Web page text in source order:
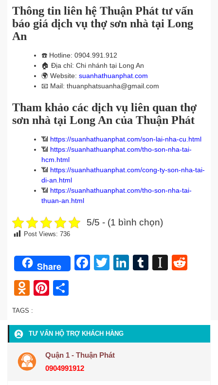
Thông tin liên hệ Thuận Phát tư vấn
báo giá dịch vụ thợ sơn nhà tại Long
An
☎️ Hotline: 0904.991.912
🏠 Địa chỉ: Chi nhánh tại Long An
🌍 Website: suanhathuanphat.com
📧 Mail: thuanphatsuanha@gmail.com
Tham khảo các dịch vụ liên quan thợ
sơn nhà tại Long An của Thuận Phát
📶 https://suanhathuanphat.com/son-lai-nha-cu.html
📶 https://suanhathuanphat.com/tho-son-nha-tai-
hcm.html
📶 https://suanhathuanphat.com/cong-ty-son-nha-tai-
di-an.html
📶 https://suanhathuanphat.com/tho-son-nha-tai-
thuan-an.html
5/5 - (1 bình chọn)
Post Views: 736
Share Facebook
TwitterLinkedIn
Tumblr
Odnoklassniki
Pinterest
TAGS :
TƯ VẤN HỘ TRỢ KHÁCH HÀNG
Quận 1 - Thuận Phát
0904991912